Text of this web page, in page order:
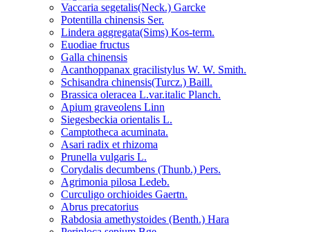
Vaccaria segetalis(Neck.) Garcke
Potentilla chinensis Ser.
Lindera aggregata(Sims) Kos-term.
Euodiae fructus
Galla chinensis
Acanthoppanax gracilistylus W. W. Smith.
Schisandra chinensis(Turcz.) Baill.
Brassica oleracea L.var.italic Planch.
Apium graveolens Linn
Siegesbeckia orientalis L.
Camptotheca acuminata.
Asari radix et rhizoma
Prunella vulgaris L.
Corydalis decumbens (Thunb.) Pers.
Agrimonia pilosa Ledeb.
Curculigo orchioides Gaertn.
Abrus precatorius
Rabdosia amethystoides (Benth.) Hara